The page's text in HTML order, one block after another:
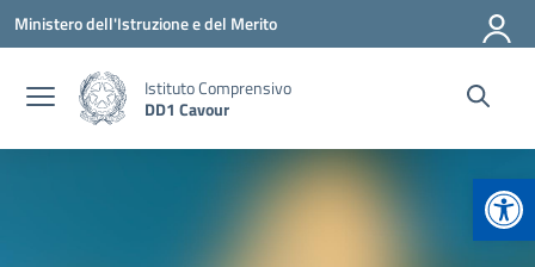
Vai ai contenuti
Vai al menu di navigazione
Vai al footer
Ministero dell'Istruzione e del Merito
Istituto Comprensivo
DD1 Cavour